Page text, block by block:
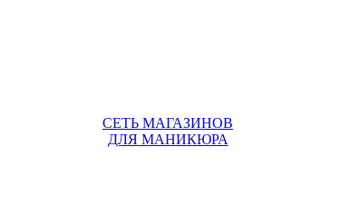
СЕТЬ МАГАЗИНОВ
ДЛЯ МАНИКЮРА